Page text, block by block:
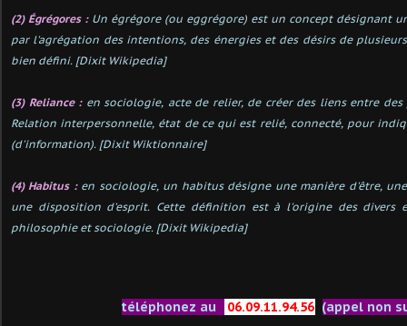
(2) Égrégores : Un égrégore (ou eggrégore) est un concept désignant
par l'agrégation des intentions, des énergies et des désirs de
bien défini. [Dixit Wikipedia]
(3) Reliance : en sociologie, acte de relier, de créer des liens entre des
Relation interpersonnelle, état de ce qui est relié, connecté, pour
(d'information). [Dixit Wiktionnaire]
(4) Habitus : en sociologie, un habitus désigne une manière d'être,
une disposition d'esprit. Cette définition est à l'origine des divers
philosophie et sociologie. [Dixit Wikipedia]
téléphonez au 06.09.11.94.56 (appel non